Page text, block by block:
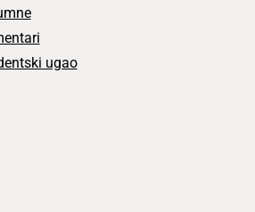
ugao